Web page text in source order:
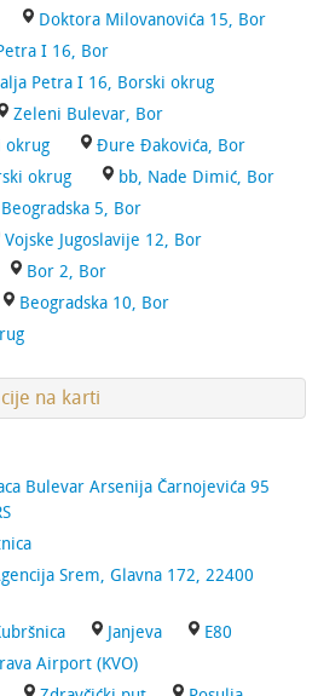
Doktora Milovanovića 15, Bor
I 16, Bor
Petra I 16, Borski okrug
Zeleni Bulevar, Bor
okrug
Đure Đakovića, Bor
okrug
bb, Nade Dimić, Bor
Beogradska 5, Bor
Vojske Jugoslavije 12, Bor
Bor 2, Bor
Beogradska 10, Bor
na karti
Bulevar Arsenija Čarnojevića 95
Srem, Glavna 172, 22400
Janjeva
E80
Airport (KVO)